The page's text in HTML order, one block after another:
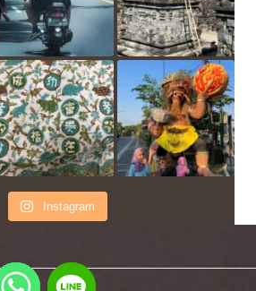
Instagram